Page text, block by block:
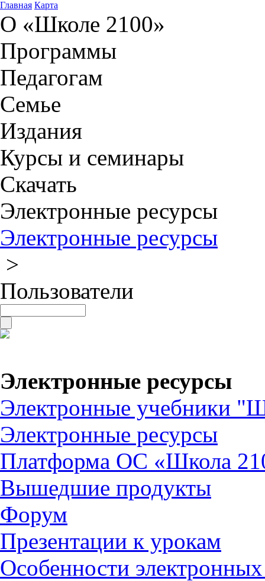
Главная Карта
О «Школе 2100»
Программы
Педагогам
Семье
Издания
Курсы и семинары
Скачать
Электронные ресурсы
Электронные ресурсы
>
Пользователи
Электронные ресурсы
Электронные учебники
Электронные ресурсы
Платформа ОС «Школа
Вышедшие продукты
Форум
Презентации к урокам
Особенности